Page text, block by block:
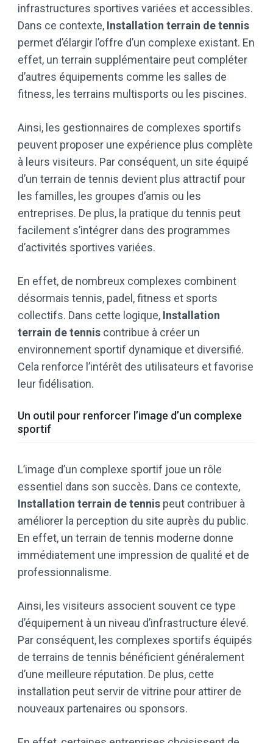
infrastructures sportives variées et accessibles.
Dans ce contexte, Installation terrain de tennis
permet d’élargir l’offre d’un complexe existant. En
effet, un terrain supplémentaire peut compléter
d’autres équipements comme les salles de
fitness, les terrains multisports ou les piscines.
Ainsi, les gestionnaires de complexes sportifs
peuvent proposer une expérience plus complète
à leurs visiteurs. Par conséquent, un site équipé
d’un terrain de tennis devient plus attractif pour
les familles, les groupes d’amis ou les
entreprises. De plus, la pratique du tennis peut
facilement s’intégrer dans des programmes
d’activités sportives variées.
En effet, de nombreux complexes combinent
désormais tennis, padel, fitness et sports
collectifs. Dans cette logique, Installation
terrain de tennis contribue à créer un
environnement sportif dynamique et diversifié.
Cela renforce l’intérêt des utilisateurs et favorise
leur fidélisation.
Un outil pour renforcer l’image d’un complexe
sportif
L’image d’un complexe sportif joue un rôle
essentiel dans son succès. Dans ce contexte,
Installation terrain de tennis peut contribuer à
améliorer la perception du site auprès du public.
En effet, un terrain de tennis moderne donne
immédiatement une impression de qualité et de
professionnalisme.
Ainsi, les visiteurs associent souvent ce type
d’équipement à un niveau d’infrastructure élevé.
Par conséquent, les complexes sportifs équipés
de terrains de tennis bénéficient généralement
d’une meilleure réputation. De plus, cette
installation peut servir de vitrine pour attirer de
nouveaux partenaires ou sponsors.